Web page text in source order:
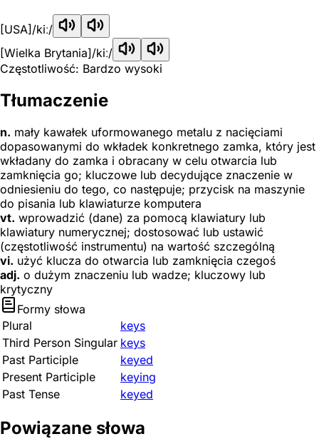
[USA] /kiː/
[Wielka Brytania]/kiː/
Częstotliwość: Bardzo wysoki
Tłumaczenie
n. mały kawałek uformowanego metalu z nacięciami
dopasowanymi do wkładek konkretnego zamka, który jest
wkładany do zamka i obracany w celu otwarcia lub
zamknięcia go; kluczowe lub decydujące znaczenie w
odniesieniu do tego, co następuje; przycisk na maszynie
do pisania lub klawiaturze komputera
vt. wprowadzić (dane) za pomocą klawiatury lub
klawiatury numerycznej; dostosować lub ustawić
(częstotliwość instrumentu) na wartość szczególną
vi. użyć klucza do otwarcia lub zamknięcia czegoś
adj. o dużym znaczeniu lub wadze; kluczowy lub
krytyczny
Formy słowa
Plural
keys
Third Person Singular keys
Past Participle
keyed
Present Participle
keying
Past Tense
keyed
Powiązane słowa